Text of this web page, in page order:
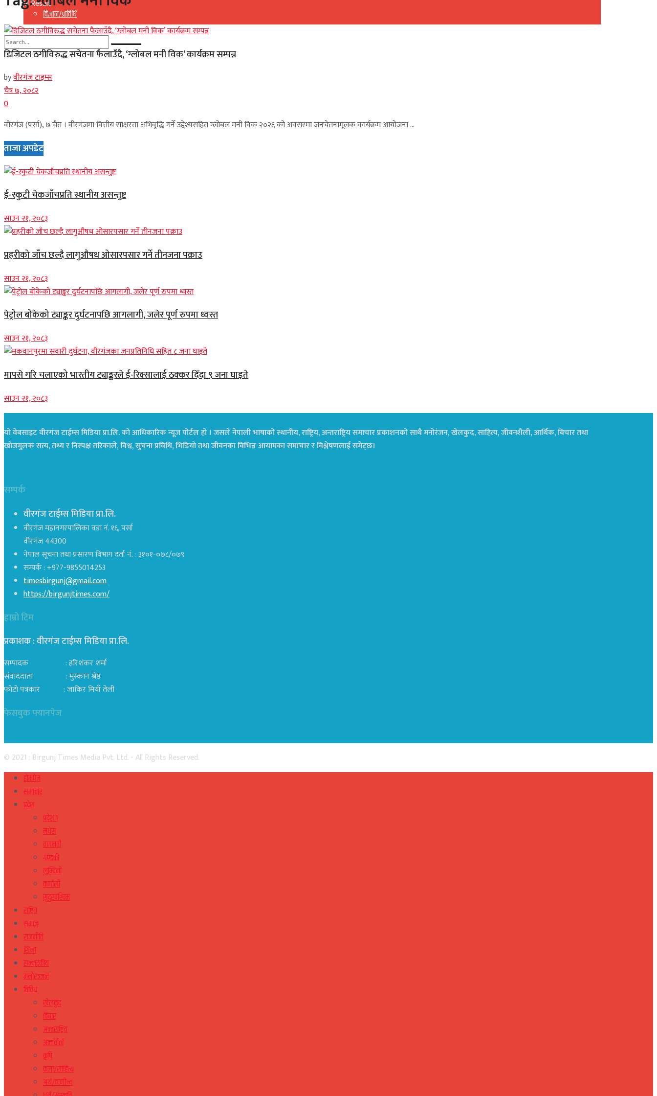
विज्ञान/प्राविधि
No Result
View All Result
View All Result
डिजिटल ठगीविरुद्ध सचेतना फैलाउँदै, ‘ग्लोबल मनी विक’ कार्यक्रम सम्पन्न
byवीरगंज टाइम्स
चैत्र ७, २०८२
0
वीरगंज (पर्सा), ७ चैत । वीरगंजमा वित्तीय साक्षरता अभिवृद्धि गर्ने उद्देश्यसहित ग्लोबल मनी विक २०२६ को अवसरमा जनचेतनामूलक कार्यक्रम आयोजना ...
ताजा अपडेट
ई-स्कुटी चेकजाँचप्रति स्थानीय असन्तुष्ट
साउन २१, २०८३
प्रहरीको जाँच छल्दै लागुऔषध ओसारपसार गर्ने तीनजना पक्राउ
साउन २१, २०८३
पेट्रोल बोकेको ट्याङ्कर दुर्घटनापछि आगलागी, जलेर पूर्ण रुपमा ध्वस्त
साउन २१, २०८३
मापसे गरि चलाएको भारतीय ट्याङ्करले ई-रिक्सालाई ठक्कर दिँदा ९ जना घाइते
साउन २१, २०८३
यो वेबसाइट वीरगंज टाईम्स मिडिया प्रा.लि. को आधिकारिक न्यूज पोर्टल हो । जसले नेपाली भाषाको स्थानीय, राष्ट्रिय, अन्तराष्ट्रिय समाचार प्रकाशनको साथै मनोरंजन, खेलकुद, साहित्य, जीवनशैली, आर्थिक, बिचार तथा
खोजमुलक सत्य, तथ्य र निस्पक्ष तरिकाले, विश्व, सुचना प्रविधि, भिडियो तथा जीवनका विभिन्न आयामका समाचार र विश्लेषणलाई समेट्छ।
सम्पर्क
वीरगंज टाईम्स मिडिया प्रा.लि.
वीरगंज महानगरपालिका वडा नं. १६, पर्सा
वीरगंज 44300
नेपाल सूचना तथा प्रसारण विभाग दर्ता नं. : ३१०१-०७८/०७९
सम्पर्क : +977-9855014253
timesbirgunj@gmail.com
https://birgunjtimes.com/
हाम्रो टिम
प्रकाशक : वीरगंज टाईम्स मिडिया प्रा‍.लि.
सम्पादक : हरिशंकर शर्मा
संवाददाता : मुस्कान श्रेष्ठ
फोटो पत्रकार : जाकिर मियाँ तेली
फेसबुक फ्यानपेज
© 2021 : Birgunj Times Media Pvt. Ltd. - All Rights Reserved.
होमपेज
समाचार
प्रदेश
प्रदेश १
मधेस
वागमती
गण्डकी
लुम्बिनी
कर्णाली
सुदुरपस्चिम
राष्ट्रिय
समाज
राजनीति
शिक्षा
सम्पादकीय
मनोरञ्जन
विविध
खेलकुद
विचार
अन्तराष्ट्रिय
अन्तर्वार्ता
कृषि
कला/साहित्य
अर्थ/वाणीज्य